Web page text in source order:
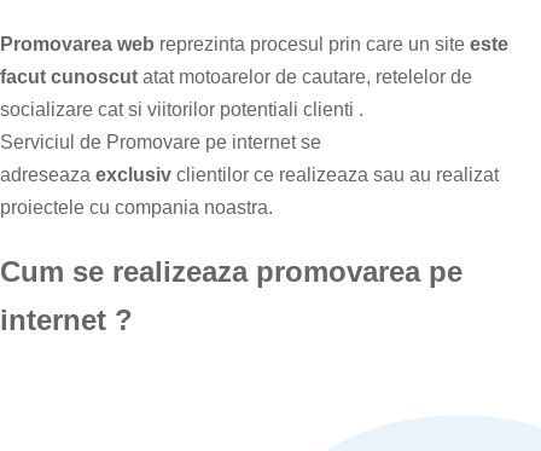
Promovarea web reprezinta procesul prin care un site este
facut cunoscut atat motoarelor de cautare, retelelor de
socializare cat si viitorilor potentiali clienti .
Serviciul de Promovare pe internet se
adreseaza exclusiv clientilor ce realizeaza sau au realizat
proiectele cu compania noastra.
Cum se realizeaza promovarea pe
internet ?